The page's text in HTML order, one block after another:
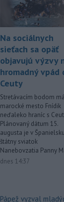
Na sociálnych
sieťach sa opäť
objavujú výzvy
hromadný vpád
Ceuty
Stretávacím bodom
marocké mesto Fnídik
neďaleko hraníc s
Plánovaný dátum 15.
augusta je v Španielsku
štátny sviatok
Nanebovzatia Panny
dnes 14:37
Pápež vyzval